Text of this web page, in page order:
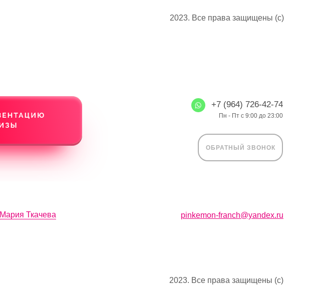
2023. Все права защищены (с)
2023. Все права защищены (с)
pinkemon-franch@yandex.ru
ОБРАТНЫЙ ЗВОНОК
Мария Ткачева
Пн - Пт с 9:00 до 23:00
+7 (964) 726-42-74